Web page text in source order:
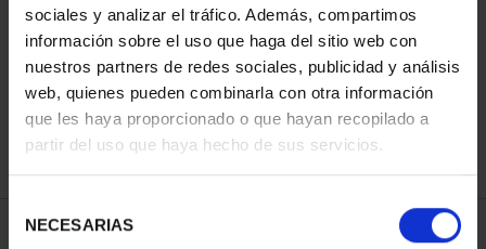
sociales y analizar el tráfico. Además, compartimos
información sobre el uso que haga del sitio web con
nuestros partners de redes sociales, publicidad y análisis
web, quienes pueden combinarla con otra información
que les haya proporcionado o que hayan recopilado a
partir del uso que haya hecho de sus servicios.
NECESARIAS
ORDENAR POR:
REFINAR
1 Productos encontrados